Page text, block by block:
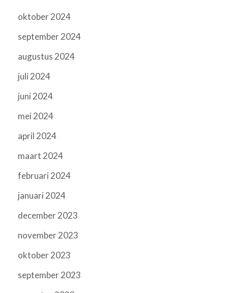
oktober 2024
september 2024
augustus 2024
juli 2024
juni 2024
mei 2024
april 2024
maart 2024
februari 2024
januari 2024
december 2023
november 2023
oktober 2023
september 2023